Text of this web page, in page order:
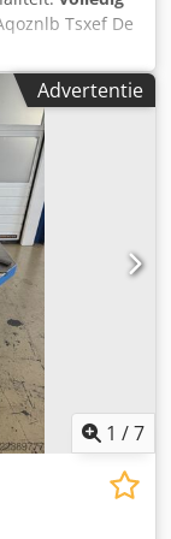
de
Wij zien uw
Tsxef De
voor het
slijpen van
is
een meerprijs
staat van de
gereviseerd.
150 mm
400 mm
met onderstel:
Advertentie
1 /7